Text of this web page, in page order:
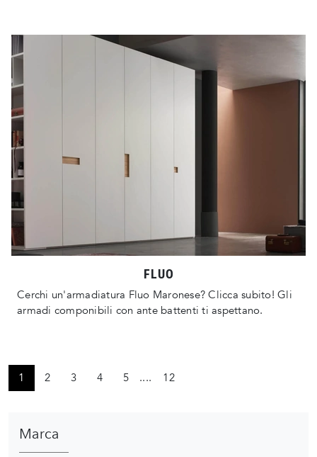
FLUO
Cerchi un'armadiatura Fluo Maronese? Clicca subito! Gli
armadi componibili con ante battenti ti aspettano.
1 2 3 4 5 .... 12
Marca